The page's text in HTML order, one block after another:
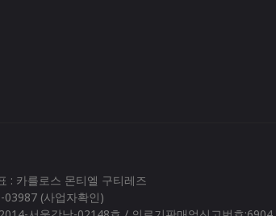
: 카를로스 몬티엘 구티레즈
03987 (사업자확인)